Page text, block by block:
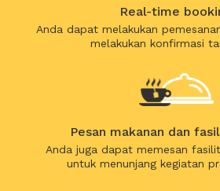
Real-time
Anda dapat melakukan
melakukan konfirmasi
Pesan makanan dan
Anda juga dapat memesan
untuk menunjang kegiatan